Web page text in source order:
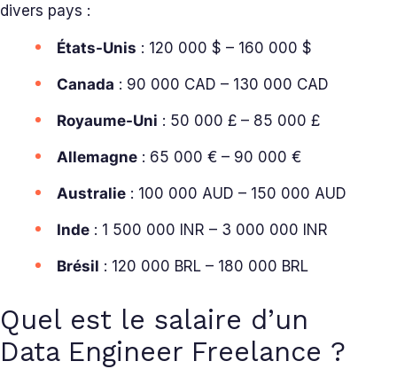
divers pays :
États-Unis : 120 000 $ – 160 000 $
Canada : 90 000 CAD – 130 000 CAD
Royaume-Uni : 50 000 £ – 85 000 £
Allemagne : 65 000 € – 90 000 €
Australie : 100 000 AUD – 150 000 AUD
Inde : 1 500 000 INR – 3 000 000 INR
Brésil : 120 000 BRL – 180 000 BRL
Quel est le salaire d’un
Data Engineer Freelance ?